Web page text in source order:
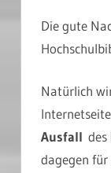
Die gute
Natürlich
Internetseite
Ausfall
dagegen